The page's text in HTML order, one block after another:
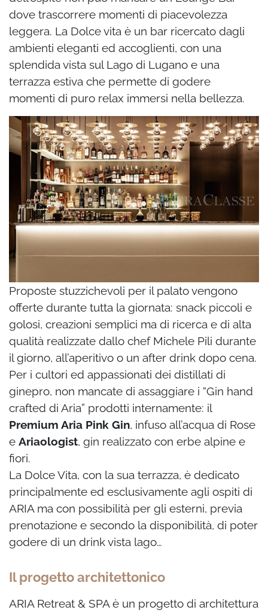
dove trascorrere momenti di piacevolezza
leggera. La Dolce vita è un bar ricercato dagli
ambienti eleganti ed accoglienti, con una
splendida vista sul Lago di Lugano e una
terrazza estiva che permette di godere
momenti di puro relax immersi nella bellezza.
Proposte stuzzichevoli per il palato vengono
offerte durante tutta la giornata: snack piccoli e
golosi, creazioni semplici ma di ricerca e di alta
qualità realizzate dallo chef Michele Pili durante
il giorno, all’aperitivo o un after drink dopo cena.
Per i cultori ed appassionati dei distillati di
ginepro, non mancate di assaggiare i “Gin hand
crafted di Aria” prodotti internamente: il
Premium Aria Pink Gin, infuso all’acqua di Rose
e Ariaologist, gin realizzato con erbe alpine e
fiori.
La Dolce Vita, con la sua terrazza, è dedicato
principalmente ed esclusivamente agli ospiti di
ARIA ma con possibilità per gli esterni, previa
prenotazione e secondo la disponibilità, di poter
godere di un drink vista lago…
Il progetto architettonico
ARIA Retreat & SPA è un progetto di architettura